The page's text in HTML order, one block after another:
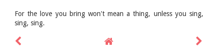
For the love you bring won't mean a thing, unless you sing,
sing, sing.